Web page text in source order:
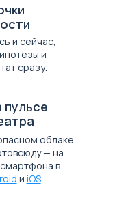
облаке
— на
в
и iOS.
пульсе
и сейчас,
и
сразу.